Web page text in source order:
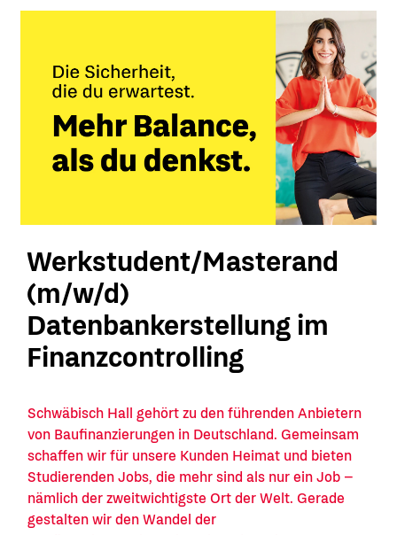
Werkstudent/Masterand
(m/w/d)
Datenbankerstellung im
Finanzcontrolling
Schwäbisch Hall gehört zu den führenden Anbietern
von Baufinanzierungen in Deutschland. Gemeinsam
schaffen wir für unsere Kunden Heimat und bieten
Studierenden Jobs, die mehr sind als nur ein Job –
nämlich der zweitwichtigste Ort der Welt. Gerade
gestalten wir den Wandel der